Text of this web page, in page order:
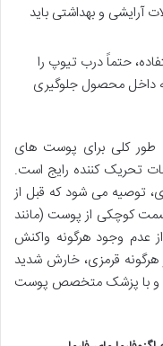
آرایشی و بهداشتی باید
حتماً درب تیوپ را
به داخل محصول جلوگیری
طور کلی برای پوست های
تحریک کننده رایج است.
توصیه می شود که قبل از
کوچکی از پوست (مانند
عدم وجود هرگونه واکنش
قرمزی، خارش شدید
و با پزشک متخصص پوست